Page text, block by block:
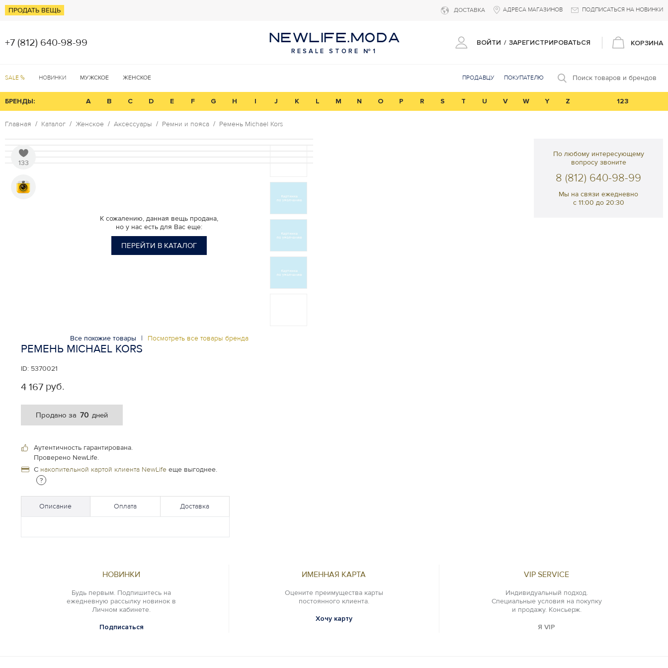
ПРОДАТЬ ВЕЩЬ ДОСТАВКА АДРЕСА МАГАЗИНОВ ПОДПИСАТЬСЯ НА НОВИНКИ
+7 (812) 640-98-99 NEWLIFE.MODA
RESALE STORE №1
ВОЙТИ / ЗАРЕГИСТРИРОВАТЬСЯ КОРЗИНА
SALE % НОВИНКИ МУЖСКОЕ ЖЕНСКОЕ ПРОДАВЦУ ПОКУПАТЕЛЮ Поиск товаров и брендов
БРЕНДЫ: A B C D E F G H I J K L M N O P R S T U V W Y Z 123
Главная Каталог Женское Аксессуары Ремни и пояса Ремень Michael Kors
133
К сожалению, данная вещь продана,
но у нас есть для Вас еще:
ПЕРЕЙТИ В КАТАЛОГ
Все похожие товары | Посмотреть все товары бренда
РЕМЕНЬ MICHAEL KORS
ID: 5370021
4 167 руб.
Продано за 70 дней
Аутентичность гарантирована.
Проверено NewLife.
С накопительной картой клиента NewLife еще выгоднее.
?
Описание Оплата Доставка
По любому интересующему
вопросу звоните
8 (812) 640-98-99
Мы на связи ежедневно
с 11:00 до 20:30
НОВИНКИ
Будь первым. Подпишитесь на
ежедневную рассылку новинок в
Личном кабинете.
Подписаться
ИМЕННАЯ КАРТА
Оцените преимущества карты
постоянного клиента.
Хочу карту
VIP SERVICE
Индивидуальный подход.
Специальные условия на покупку
и продажу. Консьерж.
Я VIP